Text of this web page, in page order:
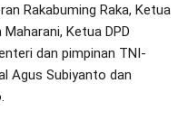
Rakabuming Raka, Ketua
Ketua DPD
dan pimpinan TNI-
Agus Subiyanto dan